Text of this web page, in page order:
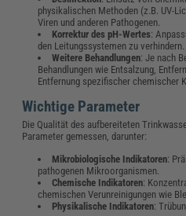
physikalischen Methoden (z.B. UV-
Viren und anderen Pathogenen.
Korrektur des pH-Wertes:
den Leitungssystemen zu verhindern.
Weitere Behandlungen: Je nach
Behandlungen wie Entsalzung,
Entfernung spezifischer chemischer
Wichtige Parameter
Die Qualität des aufbereiteten
Parameter gemessen, darunter:
Mikrobiologische Indikatoren:
pathogenen Mikroorganismen.
Chemische Indikatoren:
chemischen Verunreinigungen wie
Physikalische Indikatoren: